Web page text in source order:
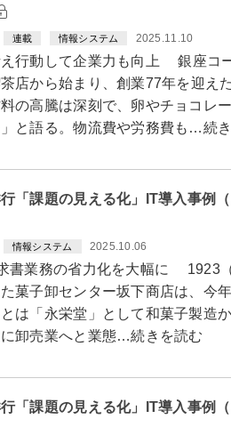
連載 情報システム 2025.11.10
行動して企業力も向上 銀座コー
店から始まり、創業77年を迎え
の高騰は深刻で、卵やチョコレ
と語る。物流費や労務費も…続
「課題の見える化」IT導入事例
情報システム 2025.10.06
書業務の省力化を大幅に 1923
た菓子卸センター坂下商店は、今
は「永栄堂」として和菓子製造
卸売業へと業態…続きを読む
「課題の見える化」IT導入事例